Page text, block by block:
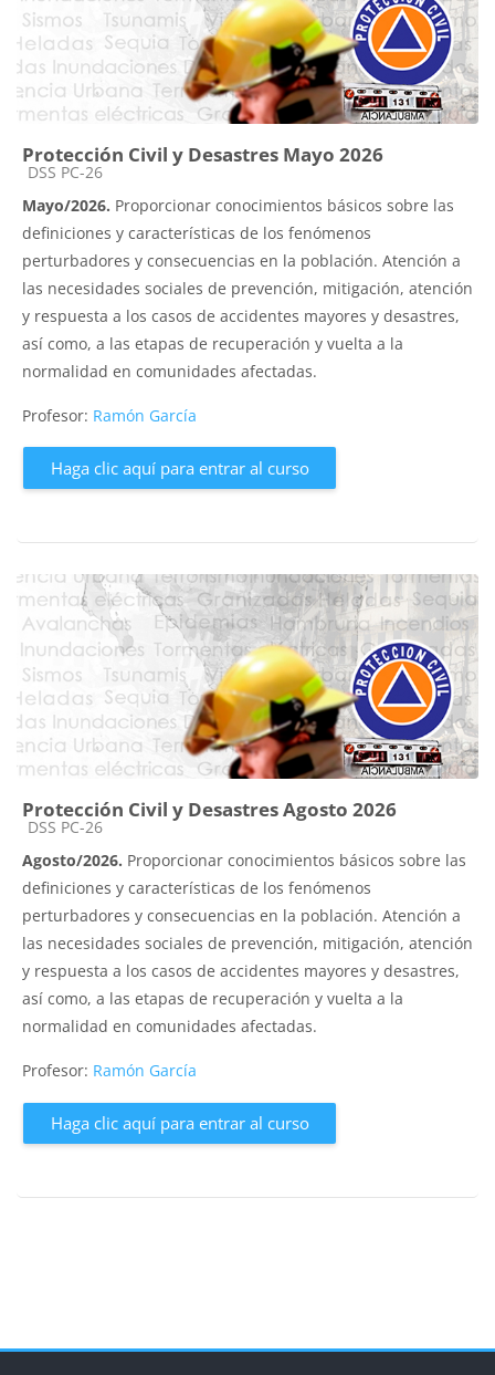
Protección Civil y Desastres Mayo 2026
Categoría de cursos
DSS PC-26
Mayo/2026. Proporcionar conocimientos básicos sobre las
definiciones y características de los fenómenos
perturbadores y consecuencias en la población. Atención a
las necesidades sociales de prevención, mitigación, atención
y respuesta a los casos de accidentes mayores y desastres,
así como, a las etapas de recuperación y vuelta a la
normalidad en comunidades afectadas.
Profesor: Ramón García
Haga clic aquí para entrar al curso
Protección Civil y Desastres Agosto 2026
Categoría de cursos
DSS PC-26
Agosto/2026. Proporcionar conocimientos básicos sobre las
definiciones y características de los fenómenos
perturbadores y consecuencias en la población. Atención a
las necesidades sociales de prevención, mitigación, atención
y respuesta a los casos de accidentes mayores y desastres,
así como, a las etapas de recuperación y vuelta a la
normalidad en comunidades afectadas.
Profesor: Ramón García
Haga clic aquí para entrar al curso